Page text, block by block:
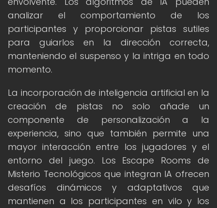
analizar el comportamiento de los
participantes y proporcionar pistas sutiles
para guiarlos en la dirección correcta,
manteniendo el suspenso y la intriga en todo
momento.
La incorporación de inteligencia artificial en la
creación de pistas no solo añade un
componente de personalización a la
experiencia, sino que también permite una
mayor interacción entre los jugadores y el
entorno del juego. Los Escape Rooms de
Misterio Tecnológicos que integran IA ofrecen
desafíos dinámicos y adaptativos que
mantienen a los participantes en vilo y los